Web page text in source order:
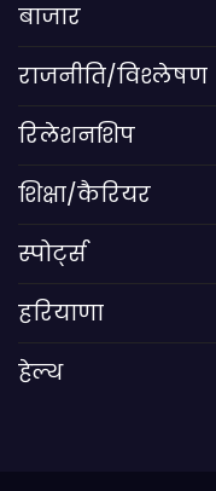
बाजार
राजनीति/विश्लेषण
रिलेशनशिप
शिक्षा/कैरियर
स्पोर्ट्स
हरियाणा
हेल्थ